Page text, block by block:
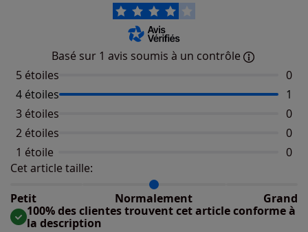
Basé sur 1 avis soumis à un contrôle
5 étoiles
0
4 étoiles
1
3 étoiles
0
2 étoiles
0
1 étoile
0
Cet article taille:
Petit
Normalement Grand
Répartition du taillant selon les avis clients
Taille normalement : 100%
Taille grand : 0%
100% des clientes trouvent cet article conforme à
la description